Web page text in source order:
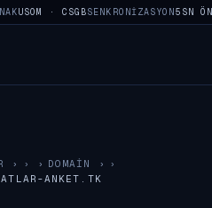
USOM · CSGBSENKRONIZASYON5SN
› DOMAIN
›
ANKET.TK